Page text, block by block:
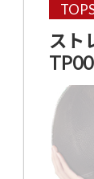
スト